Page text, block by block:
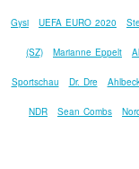
Gysi UEFA EURO 2020
(SZ) Marianne Eppelt
Sportschau Dr. Dre
NDR Sean Combs